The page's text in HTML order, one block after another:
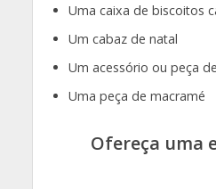
Uma caixa de biscoitos
Um cabaz de natal
Um acessório ou peça
Uma peça de macramé
Ofereça uma